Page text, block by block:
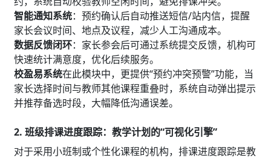
智能通知系统：预约确认后自动推送短信/站内信，提醒
家长会议时间、地点及议程，减少人工沟通成本。
数据反馈闭环：家长参会后可通过系统提交反馈，机构可
快速统计满意度，优化后续服务。
校盈易系统在此模块中，更提供“预约冲突预警”功能，当
家长选择时间与教师其他课程重叠时，系统自动弹出提示
并推荐备选时段，大幅降低沟通误差。
2. 班级排课进度跟踪：教学计划的“可视化引擎”
对于采用小班制或个性化课程的机构，排课进度跟踪是教